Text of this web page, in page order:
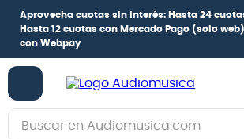
Aprovecha cuotas sin interés: Hasta 24
Hasta 12 cuotas con Mercado Pago (solo web)
con Webpay
Buscar en Audiomusica.com